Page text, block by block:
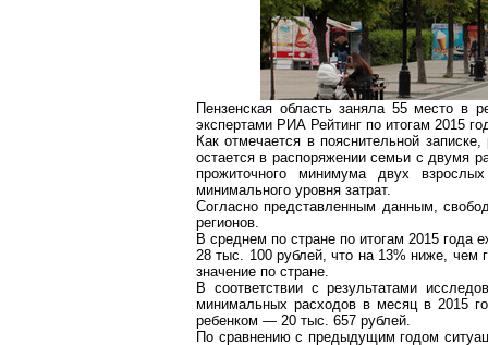
Пензенская область заняла 55 место в
экспертами РИА Рейтинг по итогам 2015
Как отмечается в пояснительной
остается в распоряжении семьи с двумя
прожиточного минимума двух
минимального уровня затрат.
Согласно представленным данным,
регионов.
В среднем по стране по итогам 2015
28 тыс. 100 рублей, что на 13% ниже, чем
значение по стране.
В соответствии с результатами
минимальных расходов в месяц в 2015
ребенком — 20 тыс. 657 рублей.
По сравнению с предыдущим годом